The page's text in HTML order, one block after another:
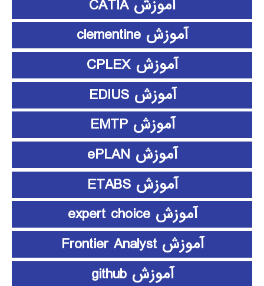
آموزش CATIA
آموزش clementine
آموزش CPLEX
آموزش EDIUS
آموزش EMTP
آموزش ePLAN
آموزش ETABS
آموزش expert choice
آموزش Frontier Analyst
آموزش github